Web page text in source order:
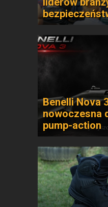
Benelli Nova
nowoczesna
pump-action